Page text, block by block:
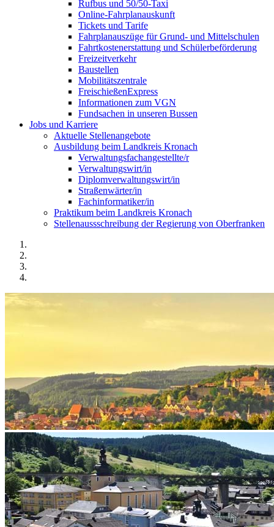
Rufbus und 50/50-Taxi
Online-Fahrplanauskunft
Tickets und Tarife
Fahrplanauszüge für Grund- und Mittelschulen
Fahrtkostenerstattung und Schülerbeförderung
Freizeitverkehr
Baustellen
Mobilitätszentrale
FreischießenExpress
Informationen zum VGN
Fundsachen in unseren Bussen
Jobs und Karriere
Aktuelle Stellenangebote
Ausbildung beim Landkreis Kronach
Verwaltungsfachangestellte/r
Verwaltungswirt/in
Diplomverwaltungswirt/in
Straßenwärter/in
Fachinformatiker/in
Praktikum beim Landkreis Kronach
Stellenaussschreibung der Regierung von Oberfranken